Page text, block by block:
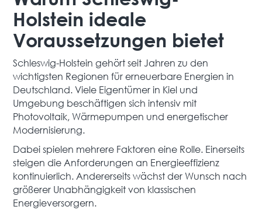
Holstein ideale
Voraussetzungen bietet
Schleswig-Holstein gehört seit Jahren zu den
wichtigsten Regionen für erneuerbare Energien in
Deutschland. Viele Eigentümer in Kiel und
Umgebung beschäftigen sich intensiv mit
Photovoltaik, Wärmepumpen und energetischer
Modernisierung.
Dabei spielen mehrere Faktoren eine Rolle. Einerseits
steigen die Anforderungen an Energieeffizienz
kontinuierlich. Andererseits wächst der Wunsch nach
größerer Unabhängigkeit von klassischen
Energieversorgern.